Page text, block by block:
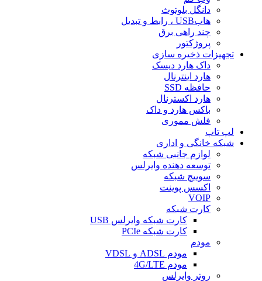
دانگل بلوتوث
هابUSB ، رابط و تبدیل
چند راهی برق
پروژکتور
تجهیزات ذخیره سازی
داک هارد دیسک
هارد اینترنال
حافظه SSD
هارد اکسترنال
باکس هارد و داک
فلش مموری
لپ تاپ
شبکه خانگی و اداری
لوازم جانبی شبکه
توسعه دهنده وایرلس
سوییچ شبکه
اکسس پوینت
VOIP
کارت شبکه
کارت شبکه وایرلس USB
کارت شبکه PCIe
مودم
مودم ADSL و VDSL
مودم 4G/LTE
روتر وایرلس